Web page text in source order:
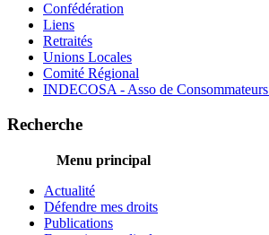
Confédération
Liens
Retraités
Unions Locales
Comité Régional
INDECOSA - Asso de
Recherche
Menu principal
Actualité
Défendre mes droits
Publications